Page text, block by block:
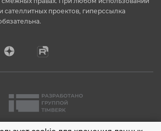
сателлитных проектов, гиперссылка